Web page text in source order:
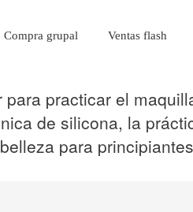
Compra grupal Ventas flash
practicar el
de silicona, la
para principiantes